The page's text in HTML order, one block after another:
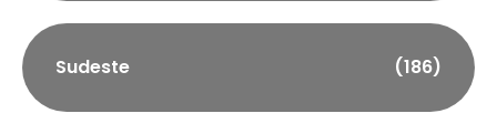
Sudeste (186)